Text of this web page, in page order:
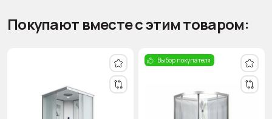
Покупают вместе с этим товаром:
Выбор покупателя